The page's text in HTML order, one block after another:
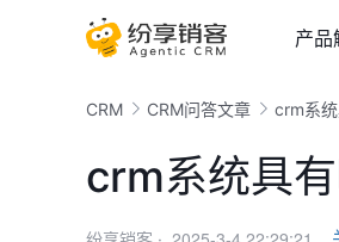
产品
CRM CRM问答文章 crm系
crm系统具